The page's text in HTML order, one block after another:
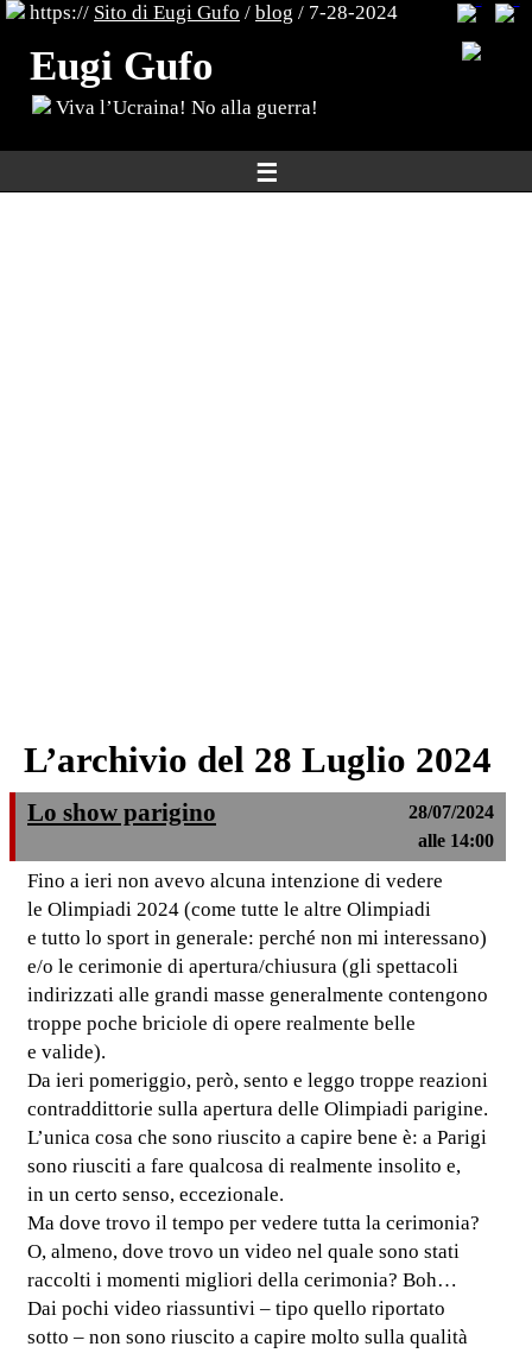
https:// Sito di Eugi Gufo / blog / 7-28-2024
Eugi Gufo
Viva l’Ucraina! No alla guerra!
☰
L’archivio del 28 Luglio 2024
Lo show parigino
28/07/2024
alle 14:00
Fino a ieri non avevo alcuna intenzione di vedere
le Olimpiadi 2024 (come tutte le altre Olimpiadi
e tutto lo sport in generale: perché non mi interessano)
e/o le cerimonie di apertura/chiusura (gli spettacoli
indirizzati alle grandi masse generalmente contengono
troppe poche briciole di opere realmente belle
e valide).
Da ieri pomeriggio, però, sento e leggo troppe reazioni
contraddittorie sulla apertura delle Olimpiadi parigine.
L’unica cosa che sono riuscito a capire bene è: a Parigi
sono riusciti a fare qualcosa di realmente insolito e,
in un certo senso, eccezionale.
Ma dove trovo il tempo per vedere tutta la cerimonia?
O, almeno, dove trovo un video nel quale sono stati
raccolti i momenti migliori della cerimonia? Boh…
Dai pochi video riassuntivi – tipo quello riportato
sotto – non sono riuscito a capire molto sulla qualità